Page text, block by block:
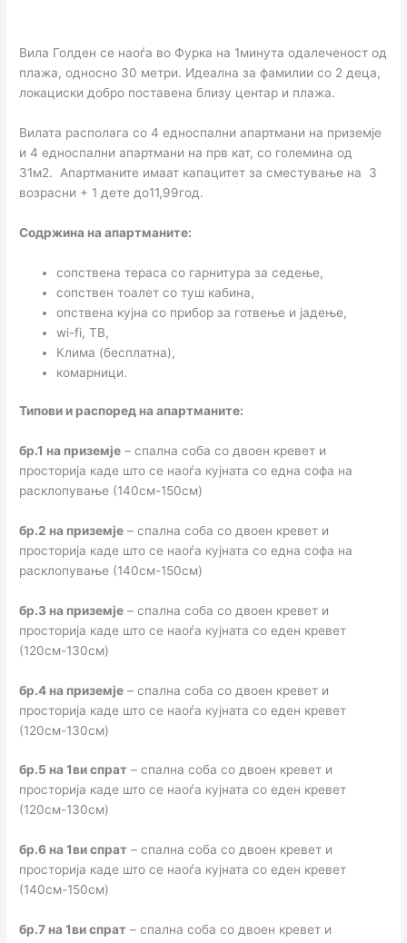
Вила Голден се наоѓа во Фурка на 1минута одалеченост од
плажа, односно 30 метри. Идеална за фамилии со 2 деца,
локациски добро поставена близу центар и плажа.
Вилата располага со 4 едноспални апартмани на приземје
и 4 едноспални апартмани на прв кат, со големина од
31м2. Апартманите имаат капацитет за сместување на 3
возрасни + 1 дете до11,99год.
Содржина на апартманите:
сопствена тераса со гарнитура за седење,
сопствен тоалет со туш кабина,
опствена кујна со прибор за готвење и јадење,
wi-fi, ТВ,
Клима (бесплатна),
комарници.
Типови и распоред на апартманите:
бр.1 на приземје – спална соба со двоен кревет и
просторија каде што се наоѓа кујната со една софа на
расклопување (140см-150см)
бр.2 на приземје – спална соба со двоен кревет и
просторија каде што се наоѓа кујната со една софа на
расклопување (140см-150см)
бр.3 на приземје – спална соба со двоен кревет и
просторија каде што се наоѓа кујната со еден кревет
(120см-130см)
бр.4 на приземје – спална соба со двоен кревет и
просторија каде што се наоѓа кујната со еден кревет
(120см-130см)
бр.5 на 1ви спрат – спална соба со двоен кревет и
просторија каде што се наоѓа кујната со еден кревет
(120см-130см)
бр.6 на 1ви спрат – спална соба со двоен кревет и
просторија каде што се наоѓа кујната со еден кревет
(140см-150см)
бр.7 на 1ви спрат – спална соба со двоен кревет и